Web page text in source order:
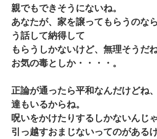
親でもできそうにないね。
あなたが、家を譲ってもらうのな
う話して納得して
もらうしかないけど、無理そうだね
お気の毒としか・・・・。
正論が通ったら平和なんだけどね
達もいるからね。
呪いをかけたりするしかないんじゃ
引っ越すおまじないってのがあるけ